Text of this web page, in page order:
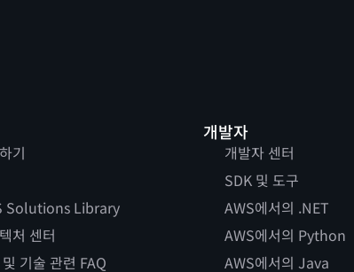
기
Solutions Library
처 센터
기술 관련 FAQ
개발자
개발자 센터
SDK 및 도구
AWS에서의 .NET
AWS에서의 Python
AWS에서의 Java